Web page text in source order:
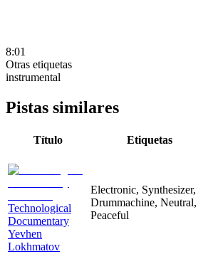
8:01
Otras etiquetas
instrumental
Pistas similares
Título Etiquetas
Technological
Documentary
Yevhen
Lokhmatov
Electronic, Synthesizer,
Drummachine, Neutral,
Peaceful